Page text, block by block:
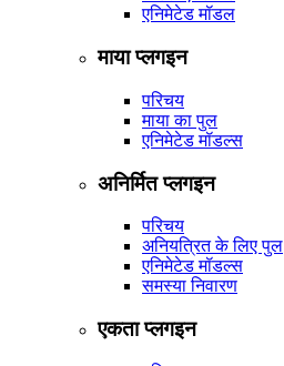
एनिमेटेड मॉडल
माया प्लगइन
परिचय
माया का पुल
एनिमेटेड मॉडल्स
अनिर्मित प्लगइन
परिचय
अनियत्रित के लिए पुल
एनिमेटेड मॉडल्स
समस्या निवारण
एकता प्लगइन